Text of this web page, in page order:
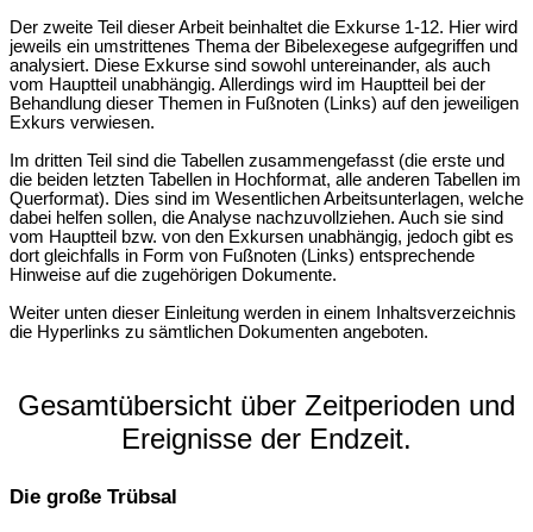
Der zweite Teil dieser Arbeit beinhaltet die Exkurse 1-12. Hier wird
jeweils ein umstrittenes Thema der Bibelexegese aufgegriffen und
analysiert. Diese Exkurse sind sowohl untereinander, als auch
vom Hauptteil unabhängig. Allerdings wird im Hauptteil bei der
Behandlung dieser Themen in Fußnoten (Links) auf den jeweiligen
Exkurs verwiesen.
Im dritten Teil sind die Tabellen zusammengefasst (die erste und
die beiden letzten Tabellen in Hochformat, alle anderen Tabellen im
Querformat). Dies sind im Wesentlichen Arbeitsunterlagen, welche
dabei helfen sollen, die Analyse nachzuvollziehen. Auch sie sind
vom Hauptteil bzw. von den Exkursen unabhängig, jedoch gibt es
dort gleichfalls in Form von Fußnoten (Links) entsprechende
Hinweise auf die zugehörigen Dokumente.
Weiter unten dieser Einleitung werden in einem Inhaltsverzeichnis
die Hyperlinks zu sämtlichen Dokumenten angeboten.
Gesamtübersicht über Zeitperioden und
Ereignisse der Endzeit.
Die große Trübsal